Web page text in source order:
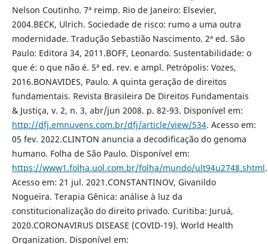
Nelson Coutinho. 7ª reimp. Rio de Janeiro: Elsevier,
2004.BECK, Ulrich. Sociedade de risco: rumo a uma outra
modernidade. Tradução Sebastião Nascimento. 2ª ed. São
Paulo: Editora 34, 2011.BOFF, Leonardo. Sustentabilidade: o
que é: o que não é. 5ª ed. rev. e ampl. Petrópolis: Vozes,
2016.BONAVIDES, Paulo. A quinta geração de direitos
fundamentais. Revista Brasileira De Direitos Fundamentais
& Justiça, v. 2, n. 3, abr/jun 2008. p. 82-93. Disponível em:
http://dfj.emnuvens.com.br/dfj/article/view/534. Acesso em:
05 fev. 2022.CLINTON anuncia a decodificação do genoma
humano. Folha de São Paulo. Disponível em:
https://www1.folha.uol.com.br/folha/mundo/ult94u2748.shtml.
Acesso em: 21 jul. 2021.CONSTANTINOV, Givanildo
Nogueira. Terapia Gênica: análise à luz da
constitucionalização do direito privado. Curitiba: Juruá,
2020.CORONAVIRUS DISEASE (COVID-19). World Health
Organization. Disponível em: